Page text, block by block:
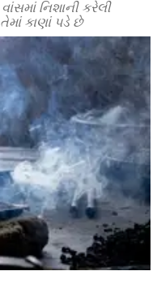
વાંસમાં નિશાની કરેલી
તેમાં કાણાં પડે છે